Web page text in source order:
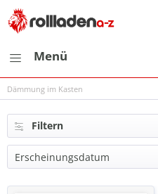
Menü
Dämmung im Kasten
Filtern